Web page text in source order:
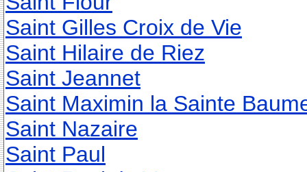
Saint Gilles Croix de Vie
Saint Hilaire de Riez
Saint Jeannet
Saint Maximin la Sainte
Saint Nazaire
Saint Paul